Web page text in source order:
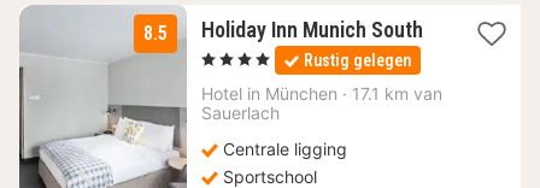
8.5 Holiday Inn Munich South1
79
, 4 Sterren Rustig gelegen
Hotel in München · 17.1 km van
Sauerlach
Centrale ligging
Sportschool